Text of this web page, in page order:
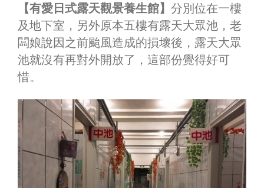
【有愛日式露天觀景養生館】 分別位在一樓
及地下室，另外原本五樓有露天大眾池，老
闆娘說因之前颱風造成的損壞後，露天大眾
池就沒有再對外開放了，這部份覺得好可
惜。